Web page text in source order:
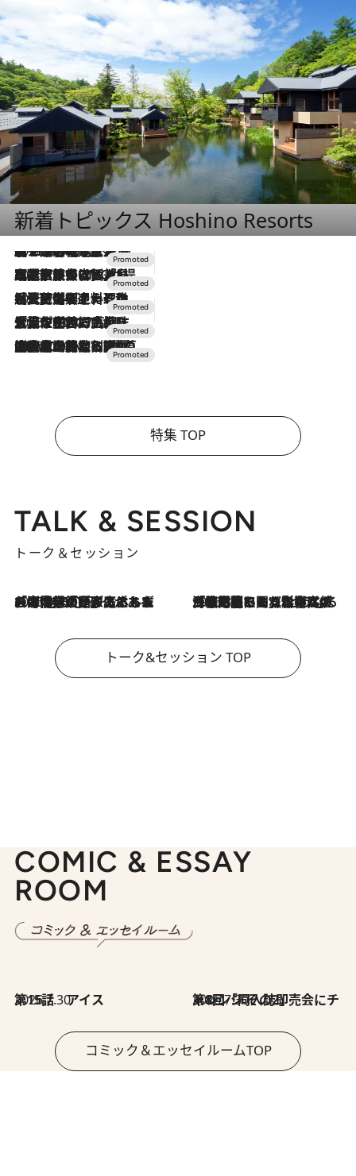
新着トピックス Hoshino Resorts
2026.8.7
【トンボの足水浴】ヒノキの香りに包まれて涼感マックス！約13℃の湧水かけ流しを避暑地「星野温泉 トンボの湯」で体験
2026.7.31
【ホテル帰省】という選択肢をOMOが提案。家族とほどよい距離を保つには「昼は実家、夜は気兼ねなくホテルで！」
2026.7.24
【夏限定ディナーコース】旬を迎える稚鮎や花ズッキーニなどをイタリア・トスカーナの郷土料理の手法で満喫！
2026.7.17
「土佐和ハーブかき氷」がOMO7高知に登場！生姜、山椒、大葉など目にも舌にも涼を呼ぶ郷土の味
2026.7.10
NEW OPEN！【界 草津】名湯の地に誕生。趣の異なる2種の温泉と上州ならではの会席・蕎麦割烹など美食を味わう究極の癒やし旅
特集 TOP
TALK & SESSION
トーク＆セッション
2026.8.3
「今後値上げがあるとすれば…」「リスクがあるのは今年の冬」エネルギー専門家が語る、ホルムズ海峡封鎖が家庭にもたらす“ある心配” 2026.8.3
「住宅建てられない…」「サーチャージ料の高値が続いている」ホルムズ海峡封鎖による影響はいつまで続く？《エネルギー専門家に聞く“どうなる日本の暮らし”》
トーク&セッション TOP
COMIC & ESSAY
ROOM
2026.7.30
第15話 アイス 2026.7.30
第8回「同人誌即売会にチャレンジ その2」
コミック＆エッセイルームTOP